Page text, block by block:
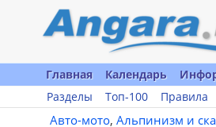
Главная Календарь
Разделы
Топ-100 Правила
Авто-мото, Альпинизм и